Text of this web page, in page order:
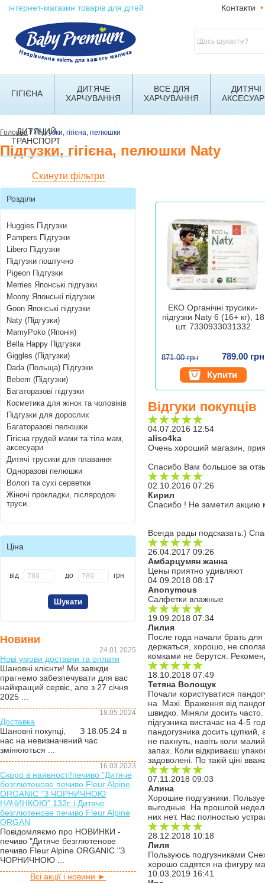
інтернет-магазин товарів для дітей Контакти •
ГІГІЄНА
ДИТЯЧЕ
ХАРЧУВАННЯ
ВСЕ ДЛЯ
ХАРЧУВАННЯ
ДИТЯЧІ
ДИТЯЧИЙ
ТРАНСПОРТ
Головна/Підгузки, гігієна, пелюшки
Підгузки, гігієна, пелюшки Naty
Скинути фільтри
Розділи
Huggies Підгузки
Pampers Підгузки
Libero Підгузки
Підгузки поштучно
Pigeon Підгузки
Merries Японські підгузки
Moony Японські підгузки
Goon Японські підгузки
Naty (Підгузки)
MamyPoko (Японія)
Bella Happy Підгузки
Giggles (Підгузки)
Dada (Польща) Підгузки
Bebem (Підгузки)
Багаторазові підгузки
Косметика для жінок та чоловіків
Підгузки для дорослих
Багаторазові пелюшки
Гігієна грудей мами та тіла мам,
аксесуари
Дитячі трусики для плавання
Одноразові пелюшки
Вологі та сухі серветки
Жіночі прокладки, післяродові
труси.
Ціна
від до грн
Новини
24.01.2025
Нові умови доставки та оплати
Шановні клієнти! Ми завжди
прагнемо забезпечувати для вас
найкращий сервіс, але з 27 січня
2025 ...
18.05.2024
Доставка
Шановні покупці, З 18.05.24 в
нас на невизначений час
змінюються ...
16.03.2023
Скоро в наявності!печиво "Дитяче
безглютенове печиво Fleur Alpine
ORGANIC "З ЧОРНИЧНОЮ
НАЧИНКОЮ" 132г. і Дитяче
безглютенове печиво Fleur Alpine
ORGAN
Повідомляємо про НОВИНКИ -
печиво "Дитяче безглютенове
печиво Fleur Alpine ORGANIC "З
ЧОРНИЧНОЮ ...
Всі акції і новини ►
ЕКО Органічні трусики-
підгузки Naty 6 (16+ кг), 18
шт. 7330933031332
871.00 грн
789.00 грн
Купити
Відгуки покупців
04.07.2016 12:54
aliso4ka
Очень хороший магазин,
Спасибо Вам большое за
02.10.2016 07:26
Кирил
Спасибо ! Не заметил акцию
Всегда рады подсказать:)
26.04.2017 09:26
Амбарцумян жанна
Цены приятно удивляют
04.09.2018 08:17
Anonymous
Салфетки влажные
19.09.2018 07:34
Лилия
После года начали брать
держаться, хорошо, не
комками не берутся.
18.10.2018 07:49
Тетяна Волощук
Почали користуватися
на Maxi. Враження від
швидко. Міняли досить
підгузника вистачає на 4-5
пандогузника досить цупкий,
не пахнуть, навіть коли
запах. Коли відкриваєш
задоволені. По такій ціні
07.11.2018 09:03
Алина
Хорошие подгузники.
выгодные. На прошлой
них нет. Нас полностью
28.12.2018 10:18
Лиля
Пользуюсь подгузниками
хорошо садятся на фигуру
10.03.2019 16:41